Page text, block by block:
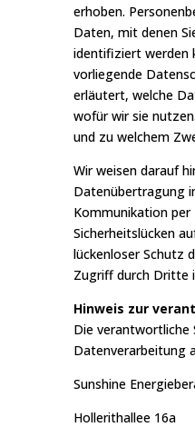
erhoben.
Daten, mit denen
identifiziert werden
vorliegende
erläutert, welche
wofür wir sie
und zu welchem
Wir weisen darauf
Datenübertragung
Kommunikation per
Sicherheitslücken
lückenloser Schutz
Zugriff durch Dritte
Hinweis zur
Die verantwortliche
Datenverarbeitung
Sunshine
Hollerithallee 16a